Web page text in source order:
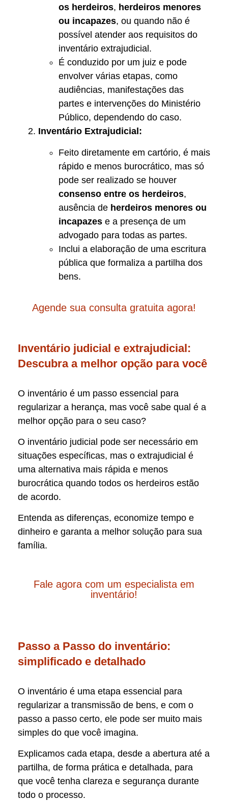
os herdeiros, herdeiros menores
ou incapazes, ou quando não é
possível atender aos requisitos do
inventário extrajudicial.
É conduzido por um juiz e pode
envolver várias etapas, como
audiências, manifestações das
partes e intervenções do Ministério
Público, dependendo do caso.
Inventário Extrajudicial:
Feito diretamente em cartório, é mais
rápido e menos burocrático, mas só
pode ser realizado se houver
consenso entre os herdeiros,
ausência de herdeiros menores ou
incapazes e a presença de um
advogado para todas as partes.
Inclui a elaboração de uma escritura
pública que formaliza a partilha dos
bens.
Agende sua consulta gratuita agora!
Inventário judicial e extrajudicial:
Descubra a melhor opção para você
O inventário é um passo essencial para
regularizar a herança, mas você sabe qual é a
melhor opção para o seu caso?
O inventário judicial pode ser necessário em
situações específicas, mas o extrajudicial é
uma alternativa mais rápida e menos
burocrática quando todos os herdeiros estão
de acordo.
Entenda as diferenças, economize tempo e
dinheiro e garanta a melhor solução para sua
família.
Fale agora com um especialista em
inventário!
Passo a Passo do inventário:
simplificado e detalhado
O inventário é uma etapa essencial para
regularizar a transmissão de bens, e com o
passo a passo certo, ele pode ser muito mais
simples do que você imagina.
Explicamos cada etapa, desde a abertura até a
partilha, de forma prática e detalhada, para
que você tenha clareza e segurança durante
todo o processo.